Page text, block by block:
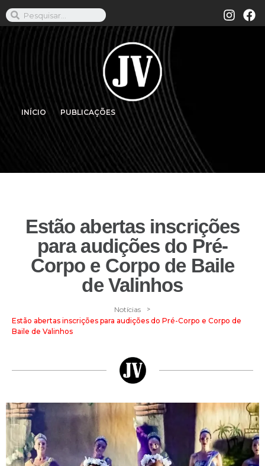
INÍCIO PUBLICAÇÕES
Estão abertas inscrições
para audições do Pré-
Corpo e Corpo de Baile
de Valinhos
Notícias >
Estão abertas inscrições para audições do Pré-Corpo e Corpo de
Baile de Valinhos